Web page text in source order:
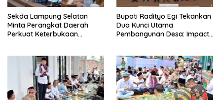
Sekda Lampung Selatan
Minta Perangkat Daerah
Perkuat Keterbukaan
Bupati Radityo Egi Tekankan
Dua Kunci Utama
Pembangunan Desa: Impact